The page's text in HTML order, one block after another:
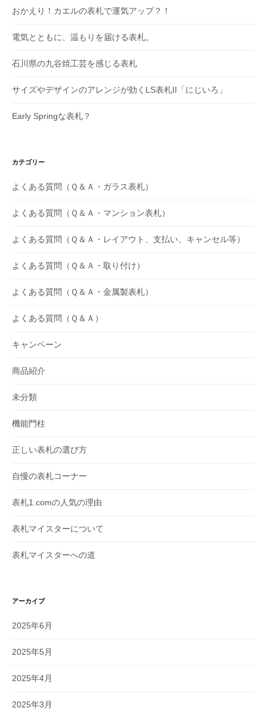
おかえり！カエルの表札で運気アップ？！
電気とともに、温もりを届ける表札。
石川県の九谷焼工芸を感じる表札
サイズやデザインのアレンジが効くLS表札II「にじいろ」
Early Springな表札？
カテゴリー
よくある質問（Ｑ＆Ａ・ガラス表札）
よくある質問（Ｑ＆Ａ・マンション表札）
よくある質問（Ｑ＆Ａ・レイアウト、支払い、キャンセル等）
よくある質問（Ｑ＆Ａ・取り付け）
よくある質問（Ｑ＆Ａ・金属製表札）
よくある質問（Ｑ＆Ａ）
キャンペーン
商品紹介
未分類
機能門柱
正しい表札の選び方
自慢の表札コーナー
表札1.comの人気の理由
表札マイスターについて
表札マイスターへの道
アーカイブ
2025年6月
2025年5月
2025年4月
2025年3月